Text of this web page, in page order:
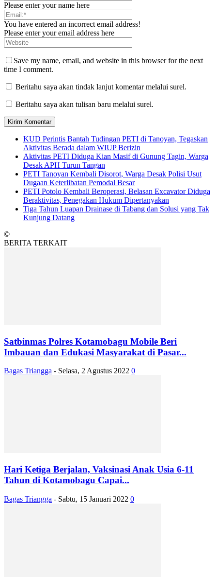
Please enter your name here
You have entered an incorrect email address!
Please enter your email address here
Save my name, email, and website in this browser for the next
time I comment.
Beritahu saya akan tindak lanjut komentar melalui surel.
Beritahu saya akan tulisan baru melalui surel.
KUD Perintis Bantah Tudingan PETI di Tanoyan, Tegaskan
Aktivitas Berada dalam WIUP Berizin
Aktivitas PETI Diduga Kian Masif di Gunung Tagin, Warga
Desak APH Turun Tangan
PETI Tanoyan Kembali Disorot, Warga Desak Polisi Usut
Dugaan Keterlibatan Pemodal Besar
PETI Potolo Kembali Beroperasi, Belasan Excavator Diduga
Beraktivitas, Penegakan Hukum Dipertanyakan
Tiga Tahun Luapan Drainase di Tabang dan Solusi yang Tak
Kunjung Datang
©
BERITA TERKAIT
Satbinmas Polres Kotamobagu Mobile Beri
Imbauan dan Edukasi Masyarakat di Pasar...
Bagas Triangga - Selasa, 2 Agustus 2022 0
Hari Ketiga Berjalan, Vaksinasi Anak Usia 6-11
Tahun di Kotamobagu Capai...
Bagas Triangga - Sabtu, 15 Januari 2022 0